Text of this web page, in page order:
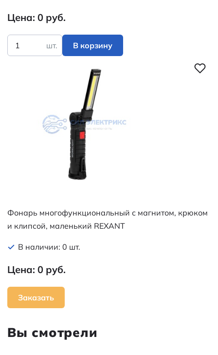
Цена: 0 руб.
шт. В корзину
Фонарь многофункциональный с магнитом, крюком
и клипсой, маленький REXANT
В наличии: 0 шт.
Цена: 0 руб.
Заказать
Вы смотрели